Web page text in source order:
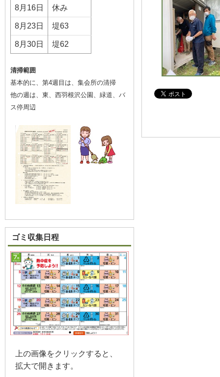
8月16日 休み
8月23日 堤63
8月30日 堤62
清掃範囲
基本的に、第4週目は、集会所の清掃
他の週は、東、西羽根沢公園、緑道、バ
ス停周辺
ゴミ収集日程
上の画像をクリックすると、
拡大で開きます。